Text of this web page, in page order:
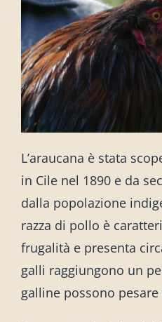
L’araucana è stata
in Cile nel 1890 e da
dalla popolazione
razza di pollo è
frugalità e presenta
galli raggiungono un
galline possono pesare